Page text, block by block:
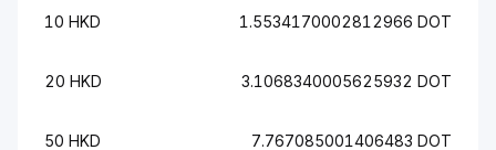
10 HKD 1.5534170002812966 DOT
20 HKD 3.1068340005625932 DOT
50 HKD 7.767085001406483 DOT